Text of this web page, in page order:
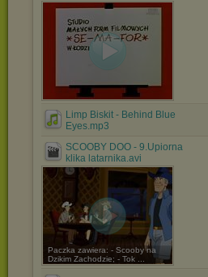
Limp Biskit - Behind Blue
Eyes.mp3
SCOOBY DOO - 9.Upiorna
klika latarnika.avi
Paczka zawiera: - Scooby na
Dzikim Zachodzie; - Tok ...